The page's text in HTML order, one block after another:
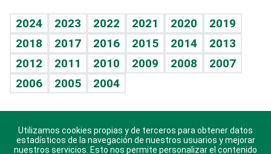
Vida y familia
Eñe
Celebrando la vida
Sin complejos
En pocas palabras
Escuchando al corazón
TBT Deportivo
Guía del dinero
Horóscopos
Crucigramas
2024 2023 2022 2021 2020
2019
2018
2017 2016 2015 2014
2013
2012
2011 2010 2009 2008
2007
2006
2005 2004
Descarga nuestras aplicaciones para Android, iOS y
sistema Huawei.
Utilizamos cookies propias y de terceros para obtener datos
estadísticos de la navegación de nuestros usuarios y mejorar
nuestros servicios. Esto nos permite personalizar el contenido